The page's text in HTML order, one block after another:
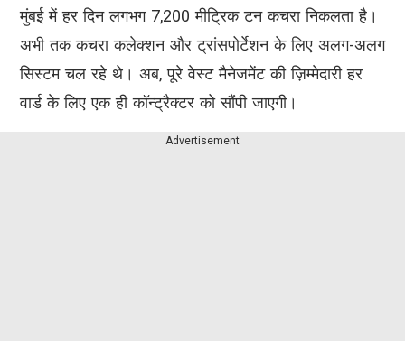
मुंबई में हर दिन लगभग 7,200 मीट्रिक टन कचरा निकलता है।
अभी तक कचरा कलेक्शन और ट्रांसपोर्टेशन के लिए अलग-अलग
सिस्टम चल रहे थे। अब, पूरे वेस्ट मैनेजमेंट की ज़िम्मेदारी हर
वार्ड के लिए एक ही कॉन्ट्रैक्टर को सौंपी जाएगी।
Advertisement